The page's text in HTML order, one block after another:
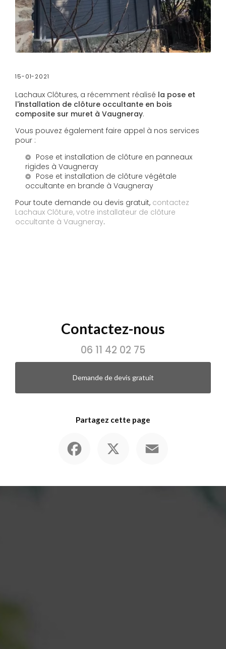
15-01-2021
Lachaux Clôtures, a récemment réalisé la pose et
l'installation de clôture occultante en bois
composite sur muret à Vaugneray.
Vous pouvez également faire appel à nos services
pour :
Pose et installation de clôture en panneaux
rigides à Vaugneray
Pose et installation de clôture végétale
occultante en brande à Vaugneray
Pour toute demande ou devis gratuit, contactez
Lachaux Clôture, votre installateur de clôture
occultante à Vaugneray.
Contactez-nous
06 11 42 02 75
Demande de devis gratuit
Partagez cette page